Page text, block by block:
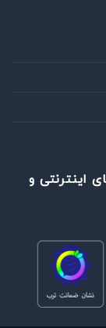
اینترنتی و